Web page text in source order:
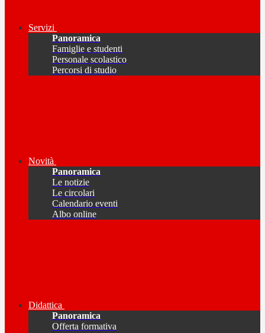
Servizi
Panoramica
Famiglie e studenti
Personale scolastico
Percorsi di studio
Novità
Panoramica
Le notizie
Le circolari
Calendario eventi
Albo online
Didattica
Panoramica
Offerta formativa